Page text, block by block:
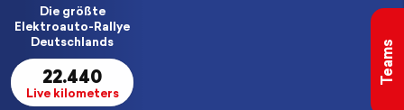
Die größte
Elektroauto-Rallye
Deutschlands
22.440
Live kilometers
Teams